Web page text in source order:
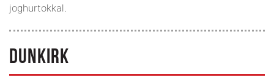
joghurtokkal.
DUNKIRK